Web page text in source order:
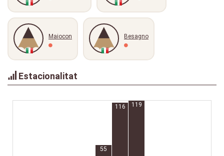
Maiocon Besagno
Estacionalitat
55
116 119